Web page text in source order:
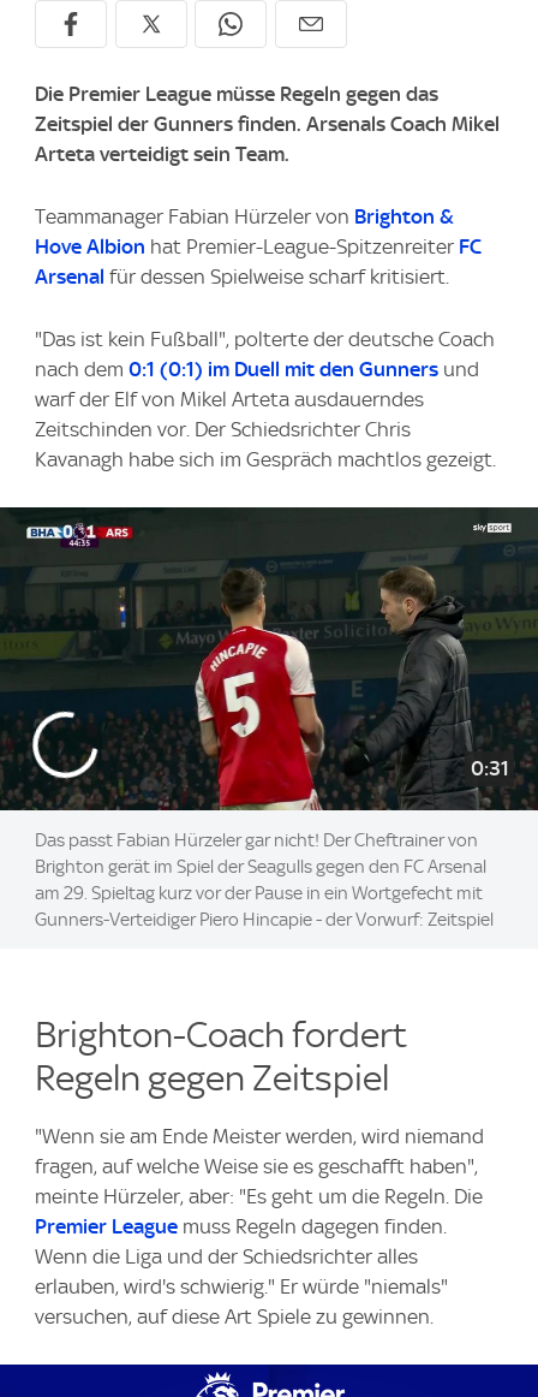
Die Premier League müsse Regeln gegen das
Zeitspiel der Gunners finden. Arsenals Coach Mikel
Arteta verteidigt sein Team.
Teammanager Fabian Hürzeler von Brighton &
Hove Albion hat Premier-League-Spitzenreiter FC
Arsenal für dessen Spielweise scharf kritisiert.
"Das ist kein Fußball", polterte der deutsche Coach
nach dem 0:1 (0:1) im Duell mit den Gunners und
warf der Elf von Mikel Arteta ausdauerndes
Zeitschinden vor. Der Schiedsrichter Chris
Kavanagh habe sich im Gespräch machtlos gezeigt.
0:31
Das passt Fabian Hürzeler gar nicht! Der Cheftrainer von
Brighton gerät im Spiel der Seagulls gegen den FC Arsenal
am 29. Spieltag kurz vor der Pause in ein Wortgefecht mit
Gunners-Verteidiger Piero Hincapie - der Vorwurf: Zeitspiel
Brighton-Coach fordert
Regeln gegen Zeitspiel
"Wenn sie am Ende Meister werden, wird niemand
fragen, auf welche Weise sie es geschafft haben",
meinte Hürzeler, aber: "Es geht um die Regeln. Die
Premier League muss Regeln dagegen finden.
Wenn die Liga und der Schiedsrichter alles
erlauben, wird's schwierig." Er würde "niemals"
versuchen, auf diese Art Spiele zu gewinnen.